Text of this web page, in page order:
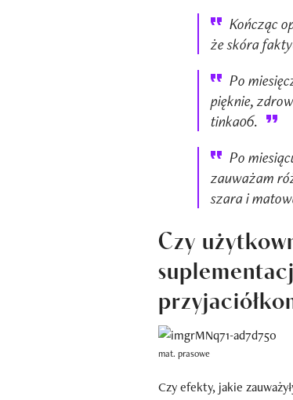
Kończąc
że skóra
Po
pięknie,
tinka06.
Po
zauważam
szara i
Czy
mat. prasowe
Czy efekty, jakie